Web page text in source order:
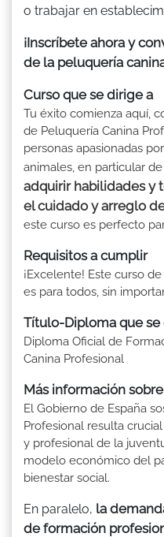
o trabajar en
¡Inscríbete ahora y
de la peluquería
Curso que se dirige a
Tu éxito comienza aquí,
de Peluquería Canina
personas apasionadas
animales, en particular
adquirir habilidades y
el cuidado y arreglo
este curso es perfecto
Requisitos a cumplir
¡Excelente! Este curso
es para todos, sin
Título-Diploma que se
Diploma Oficial de
Canina Profesional
Más información
El Gobierno de España
Profesional resulta
y profesional de la
modelo económico del
bienestar social.
En paralelo, la
de formación